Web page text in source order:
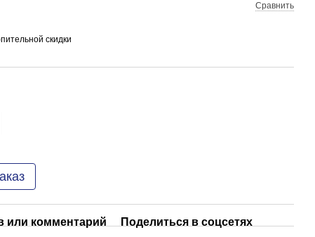
Сравнить
скидки
или комментарий
Поделиться в соцсетях